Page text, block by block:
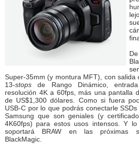
Super-35mm (y montura MFT), con salida
13-stops de Rango Dinámico,
resolución 4K a 60fps, más una pantalla
de US$1,300 dólares. Como si fuera
USB-C por lo que podrás conectarle
Samsung que son geniales (y
4K60fps) para estos usos intensos. Y
soportará BRAW en las próximas
BlackMagic.